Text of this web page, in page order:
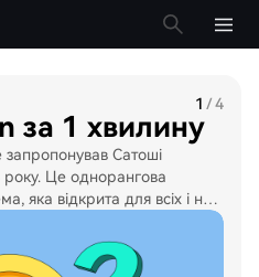
1 /4
за 1 хвилину
запропонував Сатоші
року. Це однорангова
яка відкрита для всіх і не
органу влади,
біткоїнів обмежений
біткоїн часто називають